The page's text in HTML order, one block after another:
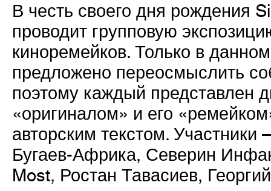
В честь своего дня рождения
проводит групповую
киноремейков. Только в
предложено переосмыслить
поэтому каждый представлен
«оригиналом» и его
авторским текстом.
Бугаев-Африка, Северин
Most, Ростан Тавасиев,